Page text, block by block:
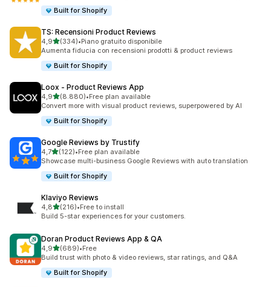
Built for Shopify
TS: Recensioni Product Reviews
4,9stelle su 5
(334)
334 recensioni totali
•Piano gratuito disponibile
Aumenta fiducia con recensioni prodotti & product reviews
Built for Shopify
Loox ‑ Product Reviews App
4,9stelle su 5
(8.880)
8880 recensioni totali
•Free plan available
Convert more with visual product reviews, superpowered by AI
Built for Shopify
Google Reviews by Trustify
4,7stelle su 5
(122)
122 recensioni totali
•Free plan available
Showcase multi-business Google Reviews with auto translation
Built for Shopify
Klaviyo Reviews
4,8stelle su 5
(216)
216 recensioni totali
•Free to install
Build 5-star experiences for your customers.
Doran Product Reviews App & QA
4,9stelle su 5
(689)
689 recensioni totali
•Free
Build trust with photo & video reviews, star ratings, and Q&A
Built for Shopify